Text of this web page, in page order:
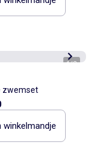
1/2
zwemset
winkelmandje